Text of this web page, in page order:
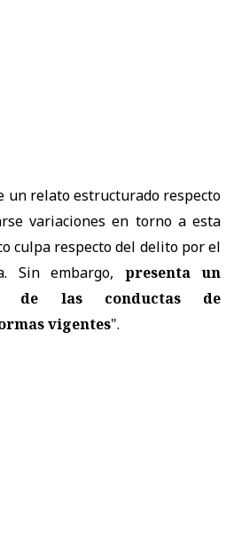
un relato estructurado respecto
variaciones en torno a esta
culpa respecto del delito por el
Sin embargo, presenta un
de las conductas de
vigentes".